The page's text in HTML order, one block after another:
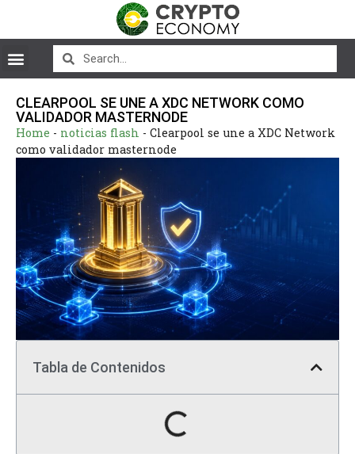
CLEARPOOL SE UNE A XDC NETWORK COMO
VALIDADOR MASTERNODE
Home - noticias flash - Clearpool se une a XDC Network
como validador masternode
Tabla de Contenidos